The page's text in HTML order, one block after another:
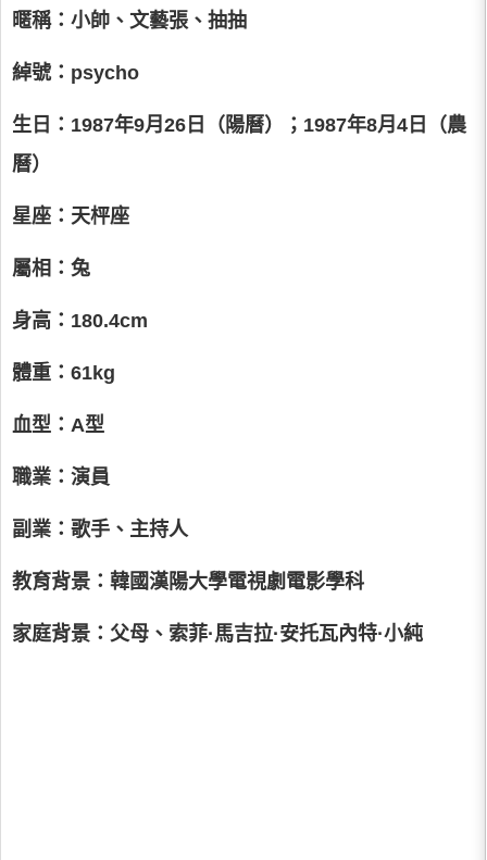
暱稱：小帥、文藝張、抽抽
綽號：psycho
生日：1987年9月26日（陽曆） ； 1987年8月4日（農
曆）
星座：天枰座
屬相：兔
身高：180.4cm
體重：61kg
血型：A型
職業：演員
副業：歌手、主持人
教育背景：韓國漢陽大學電視劇電影學科
家庭背景：父母、索菲·馬吉拉·安托瓦內特·小純